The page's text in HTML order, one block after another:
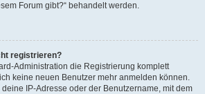
Forum gibt?“ behandelt werden.
registrieren?
Administration die Registrierung komplett
keine neuen Benutzer mehr anmelden können.
IP-Adresse oder der Benutzername, mit dem